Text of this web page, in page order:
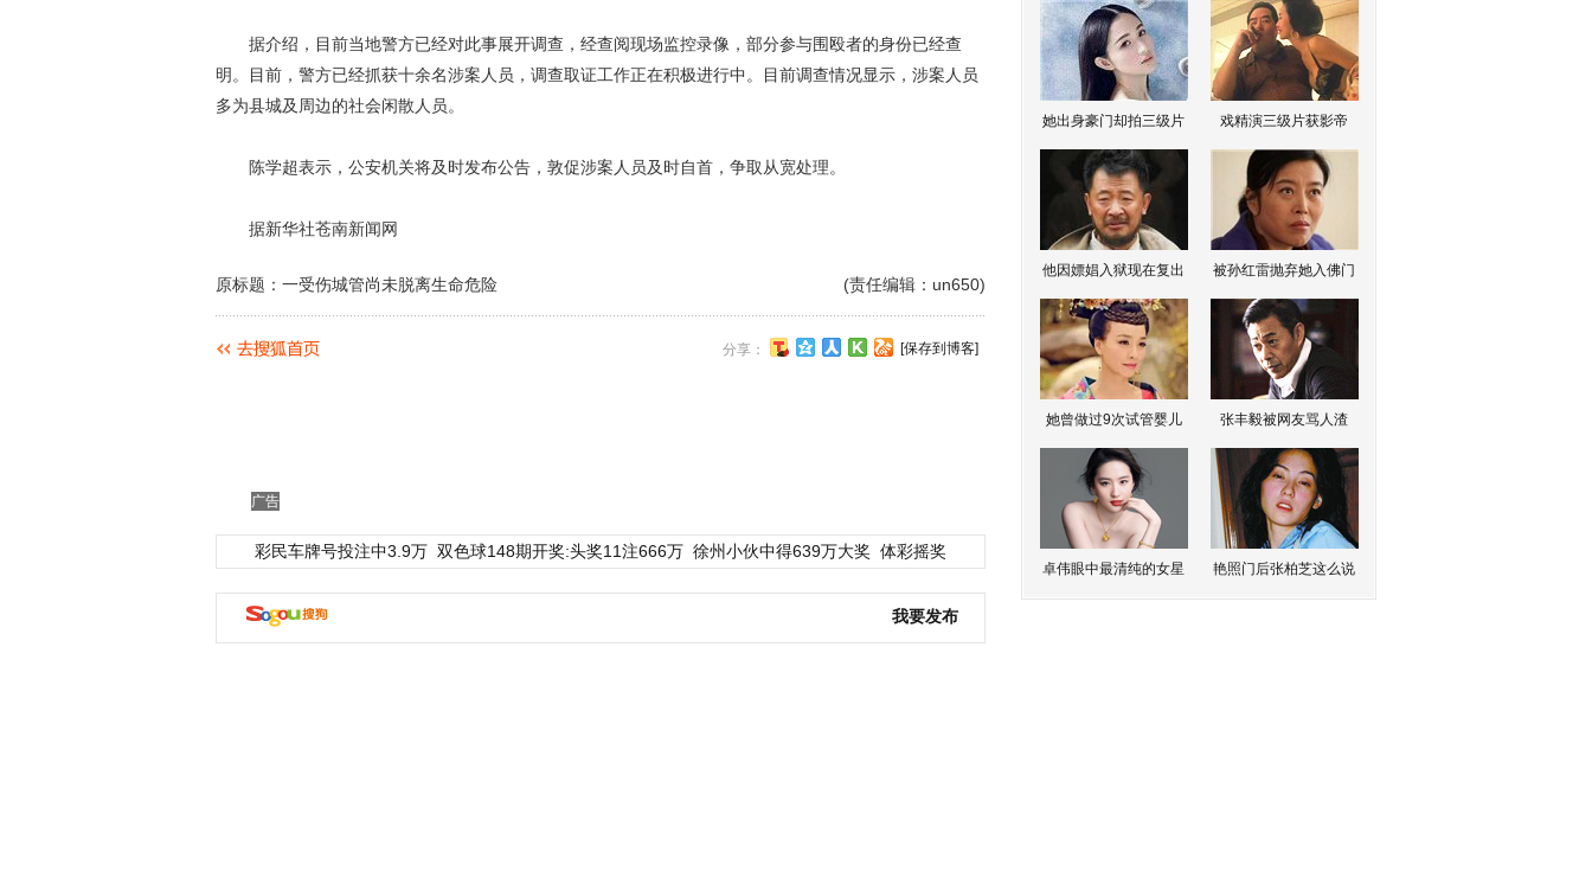
据介绍，目前当地警方已经对此事展开调查，经查阅现场监控录像，部分参与围殴者的身份已经查
明。目前，警方已经抓获十余名涉案人员，调查取证工作正在积极进行中。目前调查情况显示，涉案人员
多为县城及周边的社会闲散人员。
陈学超表示，公安机关将及时发布公告，敦促涉案人员及时自首，争取从宽处理。
据新华社苍南新闻网
(责任编辑：un650)
原标题：一受伤城管尚未脱离生命危险
分享： [保存到博客]
广告
彩民车牌号投注中3.9万 双色球148期开奖:头奖11注666万 徐州小伙中得639万大奖 体彩摇奖
我要发布
她出身豪门却拍三级片 戏精演三级片获影帝
他因嫖娼入狱现在复出 被孙红雷抛弃她入佛门
她曾做过9次试管婴儿 张丰毅被网友骂人渣
卓伟眼中最清纯的女星 艳照门后张柏芝这么说